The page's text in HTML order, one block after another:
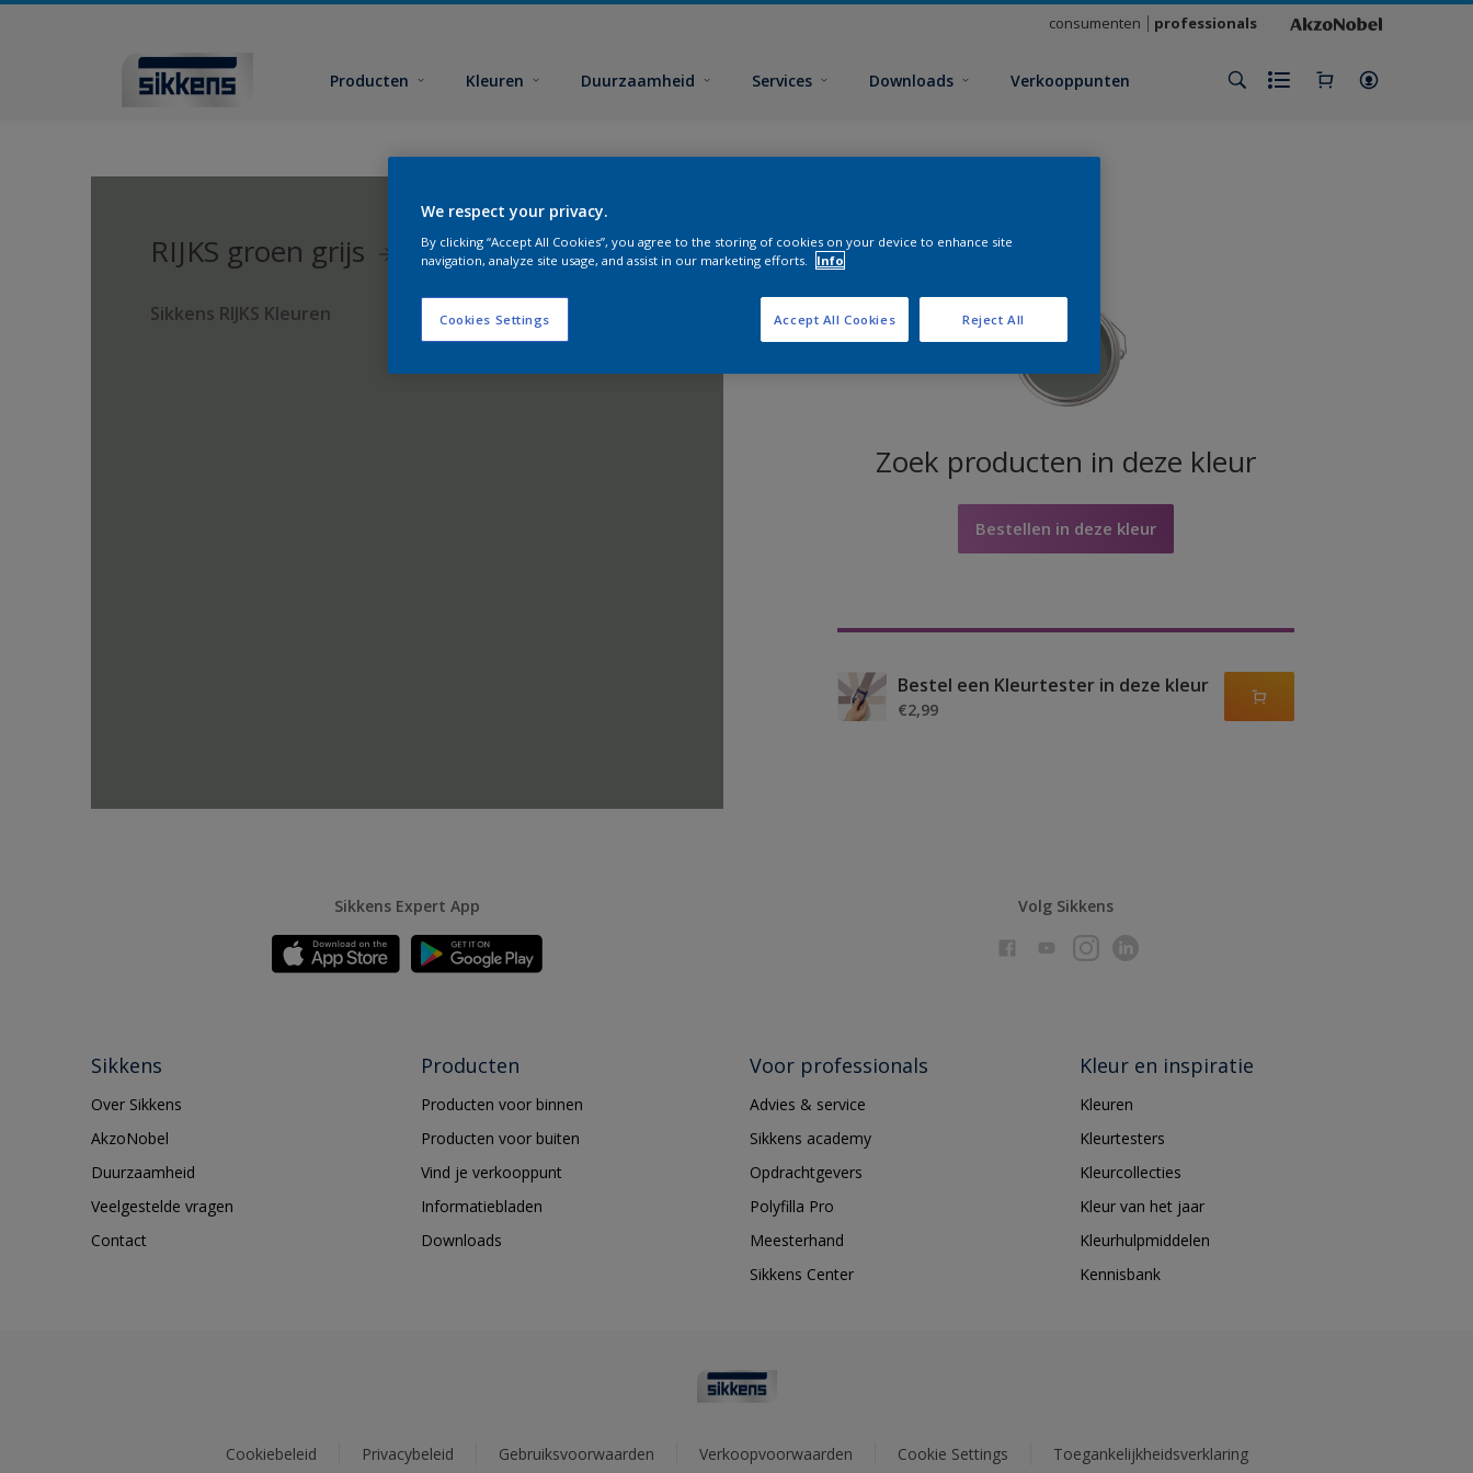
consumenten professionals
Producten Kleuren Duurzaamheid Services Downloads Verkooppunten
RIJKS groen grijs
Sikkens RIJKS Kleuren
Zoek producten in deze kleur
Bestellen in deze kleur
Bestel een Kleurtester in deze kleur
€2,99
Sikkens Expert App Volg Sikkens
Sikkens
Over Sikkens
AkzoNobel
Duurzaamheid
Veelgestelde vragen
Contact
Producten
Producten voor binnen
Producten voor buiten
Vind je verkooppunt
Informatiebladen
Downloads
Voor professionals
Advies & service
Sikkens academy
Opdrachtgevers
Polyfilla Pro
Meesterhand
Sikkens Center
Kleur en inspiratie
Kleuren
Kleurtesters
Kleurcollecties
Kleur van het jaar
Kleurhulpmiddelen
Kennisbank
Cookiebeleid Privacybeleid Gebruiksvoorwaarden Verkoopvoorwaarden Cookie Settings Toegankelijkheidsverklaring
We respect your privacy.
By clicking “Accept All Cookies”, you agree to the storing of cookies on your device to enhance site
navigation, analyze site usage, and assist in our marketing efforts.
Info
Cookies Settings Reject All
Accept All Cookies